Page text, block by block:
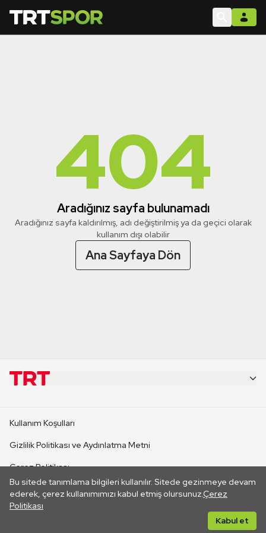
404
Aradığınız sayfa bulunamadı
Aradığınız sayfa kaldırılmış, adı değiştirilmiş ya da geçici olarak
kullanım dışı olabilir
Ana Sayfaya Dön
Bu sitede tanımlama bilgileri kullanılır. Sitede gezinmeye devam
ederek, çerez kullanımımızı kabul etmiş olursunuz.Çerez
Politikası
Kabul et
CANLI YAYINLAR
Kullanım Koşulları
Gizlilik Politikası ve Aydınlatma Metni
Çerez Politikası
İletişim
Her hakkı saklıdır. ©2026 TRT. Bağlantı yoluyla gidilen dış